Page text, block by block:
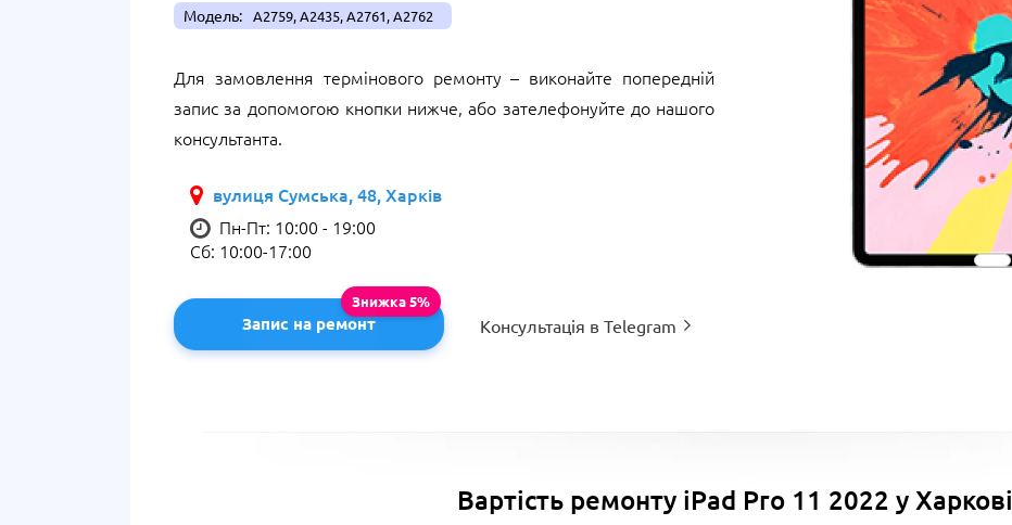
Модель: A2759, A2435, A2761, A2762
Для замовлення термінового ремонту – виконайте попередній
запис за допомогою кнопки нижче, або зателефонуйте до нашого
консультанта.
вулиця Сумська, 48, Харків
Пн-Пт: 10:00 - 19:00
Сб: 10:00-17:00
Запис на ремонт Консультація в Telegram
Вартість ремонту iPad Pro 11 2022 у Харкові